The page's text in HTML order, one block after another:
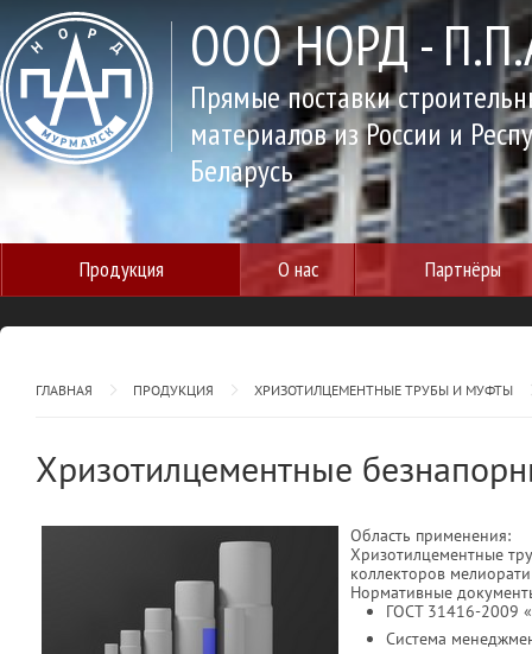
ООО НОРД -
Прямые поставки
материалов из России и
Беларусь
Продукция О нас Партнёры
ГЛАВНАЯ ПРОДУКЦИЯ ХРИЗОТИЛЦЕМЕНТНЫЕ ТРУБЫ И МУФТЫ
Хризотилцементные
Область применения:
Хризотилцементные
коллекторов
Нормативные
ГОСТ 31416-2009
Система